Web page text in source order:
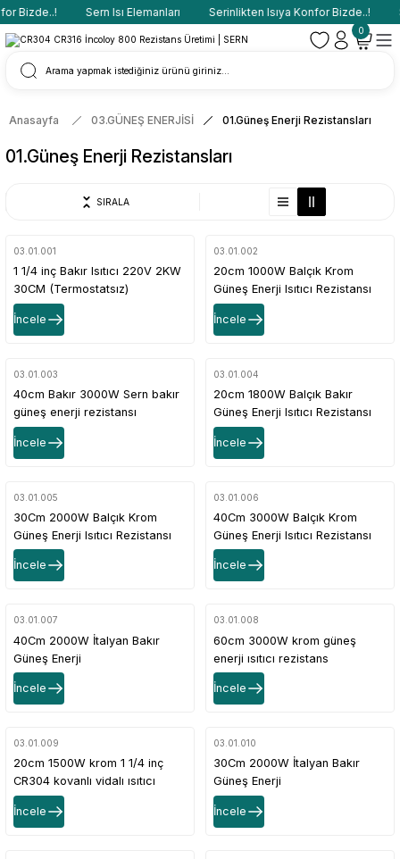
Bizde..! Sern Isı Elemanları Serinlikten Isıya Konfor Bizde..!
0
Anasayfa 03.GÜNEŞ ENERJİSİ 01.Güneş Enerji Rezistansları
01.Güneş Enerji Rezistansları
SIRALA
03.01.001
1 1/4 inç Bakır Isıtıcı 220V 2KW
30CM (Termostatsız)
İncele
03.01.002
20cm 1000W Balçık Krom
Güneş Enerji Isıtıcı Rezistansı
(Termostatsız)
İncele
03.01.003
40cm Bakır 3000W Sern bakır
güneş enerji rezistansı
(Termostatsız)
İncele
03.01.004
20cm 1800W Balçık Bakır
Güneş Enerji Isıtıcı Rezistansı
(Termostatsız)
İncele
03.01.005
30Cm 2000W Balçık Krom
Güneş Enerji Isıtıcı Rezistansı
(Termostatsız)
İncele
03.01.006
40Cm 3000W Balçık Krom
Güneş Enerji Isıtıcı Rezistansı
(Termostatsız)
İncele
03.01.007
40Cm 2000W İtalyan Bakır
Güneş Enerji
Rezistansı(Termostatsız)
İncele
03.01.008
60cm 3000W krom güneş
enerji ısıtıcı rezistans
termostatsız - 60cm 3000W
chrome solar energy heater
İncele
03.01.009
20cm 1500W krom 1 1/4 inç
CR304 kovanlı vidalı ısıtıcı
rezistans - 20cm 1500W
chrome 1 1/4 inch CR304
İncele
03.01.010
30Cm 2000W İtalyan Bakır
Güneş Enerji
Rezistansı(Termostatsız)
İncele